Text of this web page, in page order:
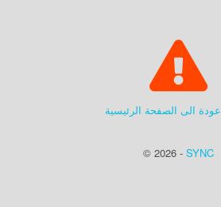
عودة الى الصفحة الرئيسية
© 2026 - SYNC